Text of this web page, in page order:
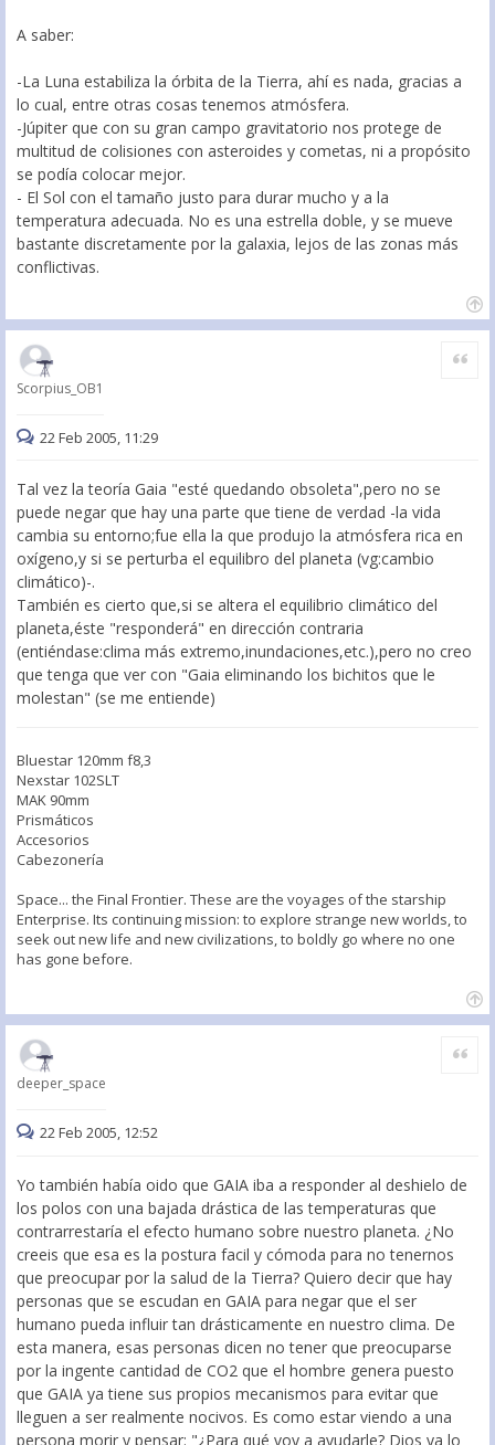
A saber:
-La Luna estabiliza la órbita de la Tierra, ahí es nada, gracias a
lo cual, entre otras cosas tenemos atmósfera.
-Júpiter que con su gran campo gravitatorio nos protege de
multitud de colisiones con asteroides y cometas, ni a propósito
se podía colocar mejor.
- El Sol con el tamaño justo para durar mucho y a la
temperatura adecuada. No es una estrella doble, y se mueve
bastante discretamente por la galaxia, lejos de las zonas más
conflictivas.
Scorpius_OB1
Citar
22 Feb 2005, 11:29
Tal vez la teoría Gaia "esté quedando obsoleta",pero no se
puede negar que hay una parte que tiene de verdad -la vida
cambia su entorno;fue ella la que produjo la atmósfera rica en
oxígeno,y si se perturba el equilibro del planeta (vg:cambio
climático)-.
También es cierto que,si se altera el equilibrio climático del
planeta,éste "responderá" en dirección contraria
(entiéndase:clima más extremo,inundaciones,etc.),pero no creo
que tenga que ver con "Gaia eliminando los bichitos que le
molestan" (se me entiende)
Bluestar 120mm f8,3
Nexstar 102SLT
MAK 90mm
Prismáticos
Accesorios
Cabezonería
Space... the Final Frontier. These are the voyages of the starship
Enterprise. Its continuing mission: to explore strange new worlds, to
seek out new life and new civilizations, to boldly go where no one
has gone before.
deeper_space
Citar
22 Feb 2005, 12:52
Yo también había oido que GAIA iba a responder al deshielo de
los polos con una bajada drástica de las temperaturas que
contrarrestaría el efecto humano sobre nuestro planeta. ¿No
creeis que esa es la postura facil y cómoda para no tenernos
que preocupar por la salud de la Tierra? Quiero decir que hay
personas que se escudan en GAIA para negar que el ser
humano pueda influir tan drásticamente en nuestro clima. De
esta manera, esas personas dicen no tener que preocuparse
por la ingente cantidad de CO2 que el hombre genera puesto
que GAIA ya tiene sus propios mecanismos para evitar que
lleguen a ser realmente nocivos. Es como estar viendo a una
persona morir y pensar: "¿Para qué voy a ayudarle? Dios ya lo